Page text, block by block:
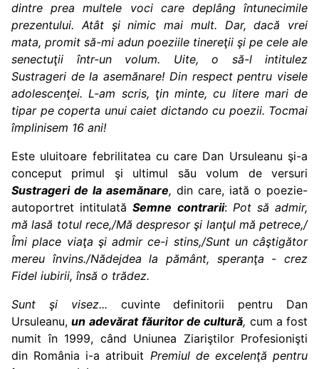
dintre prea multele voci care deplâng întunecimile
prezentului. Atât şi nimic mai mult. Dar, dacă vrei
mata, promit să-mi adun poeziile tinereţii şi pe cele ale
senectuţii într-un volum. Uite, o să-l intitulez
Sustrageri de la asemănare! Din respect pentru visele
adolescenţei. L-am scris, ţin minte, cu litere mari de
tipar pe coperta unui caiet dictando cu poezii. Tocmai
împlinisem 16 ani!
Este uluitoare febrilitatea cu care Dan Ursuleanu şi-a
conceput primul şi ultimul său volum de versuri
Sustrageri de la asemănare, din care, iată o poezie-
autoportret intitulatăSemne contrarii: Pot să admir,
mă lasă totul rece,/Mă despresor şi lanţul mă petrece,/
Îmi place viaţa şi admir ce-i stins,/Sunt un câştigător
mereu învins./Nădejdea la pământ, speranţa - crez
Fidel iubirii, însă o trădez.
Sunt şi visez... cuvinte definitorii pentru Dan
Ursuleanu,un adevărat făuritor de cultură, cum a fost
numit în 1999, când Uniunea Ziariştilor Profesionişti
din România i-a atribuit Premiul de excelenţă pentru